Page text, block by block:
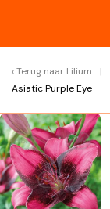
Terug naar Lilium
Asiatic Purple Eye